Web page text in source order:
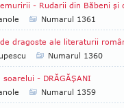
- Rudarii din Băbeni şi
Numarul 1361
dragoste ale literaturii
Numarul 1360
soarelui - DRĂGĂŞANI
Numarul 1359